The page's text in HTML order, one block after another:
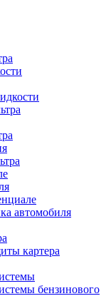
автомобиля
картера
бензинового